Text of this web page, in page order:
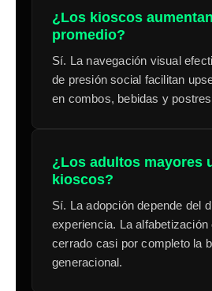
¿Los kioscos
promedio?
Sí. La navegación visual
de presión social facilitan
en combos, bebidas y
¿Los adultos mayores
kioscos?
Sí. La adopción depende del
experiencia. La alfabetización
cerrado casi por completo la
generacional.